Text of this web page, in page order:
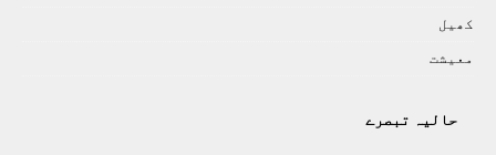
کھيل
معيشت
حالیہ تبصرے